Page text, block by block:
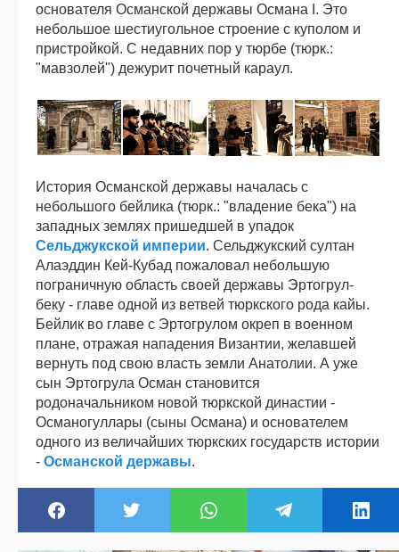
основателя Османской державы Османа I. Это
небольшое шестиугольное строение с куполом и
пристройкой. С недавних пор у тюрбе (тюрк.:
"мавзолей") дежурит почетный караул.
История Османской державы началась с
небольшого бейлика (тюрк.: "владение бека") на
западных землях пришедшей в упадок
Сельджукской империи. Сельджукский султан
Алаэддин Кей-Кубад пожаловал небольшую
пограничную область своей державы Эртогрул-
беку - главе одной из ветвей тюркского рода кайы.
Бейлик во главе с Эртогрулом окреп в военном
плане, отражая нападения Византии, желавшей
вернуть под свою власть земли Анатолии. А уже
сын Эртогрула Осман становится
родоначальником новой тюркской династии -
Османогуллары (сыны Османа) и основателем
одного из величайших тюркских государств истории
- Османской державы.